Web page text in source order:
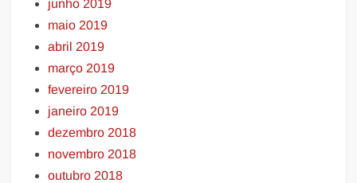
junho 2019
maio 2019
abril 2019
março 2019
fevereiro 2019
janeiro 2019
dezembro 2018
novembro 2018
outubro 2018